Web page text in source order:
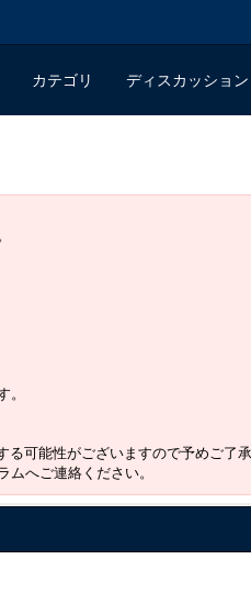
カテゴリ ディスカッション
。
可能性がございますので予めご了承
へご連絡ください。